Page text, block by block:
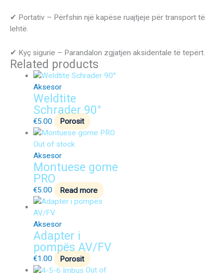
✔ Portativ – Përfshin një kapëse ruajtjeje për transport të
lehtë.
✔ Kyç sigurie – Parandalon zgjatjen aksidentale të tepërt.
Related products
Aksesor
Weldtite
Schrader 90°
€5.00 Porosit
Out of stock
Aksesor
Montuese gome
PRO
€5.00 Read more
Aksesor
Adapter i
pompës AV/FV
€1.00
Porosit
Out of